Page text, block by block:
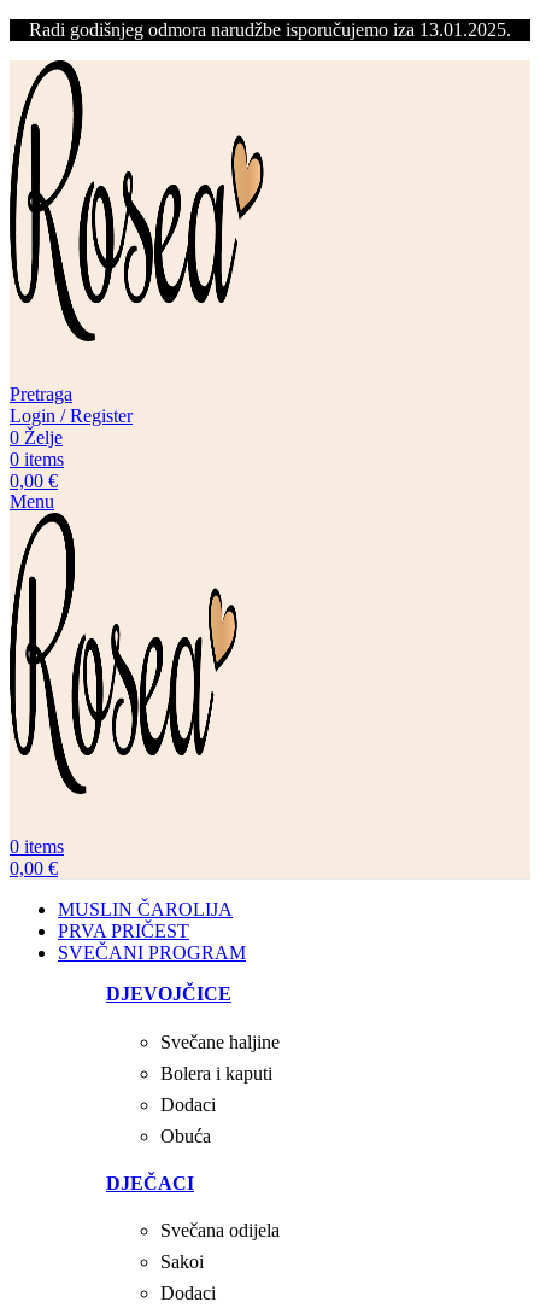
Radi godišnjeg odmora narudžbe isporučujemo iza 13.01.2025.
Pretraga
Login / Register
0 Želje
0 items
0,00 €
Menu
0 items
0,00 €
MUSLIN ČAROLIJA
PRVA PRIČEST
SVEČANI PROGRAM
DJEVOJČICE
Svečane haljine
Bolera i kaputi
Dodaci
Obuća
DJEČACI
Svečana odijela
Sakoi
Dodaci